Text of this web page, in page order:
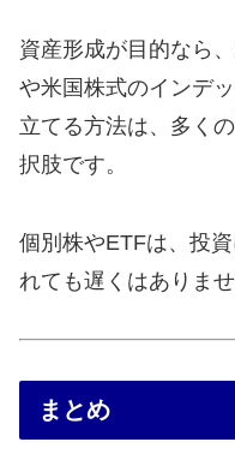
資産形成が目的なら
や米国株式のインデ
立てる方法は、多く
択肢です。
個別株やETFは、投
れても遅くはありませ
まとめ